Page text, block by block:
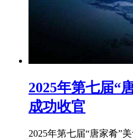
2025年第七届“
成功收官
2025年第七届“唐家肴”